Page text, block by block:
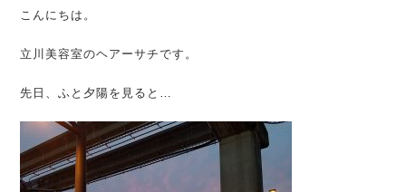
こんにちは。
立川美容室のヘアーサチです。
先日、ふと夕陽を見ると…